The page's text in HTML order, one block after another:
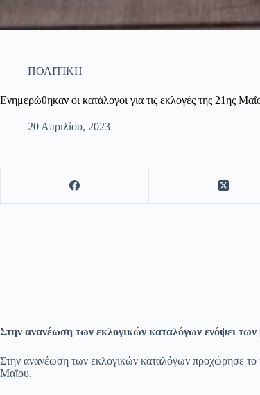
ΠΟΛΙΤΙΚΗ
Ενημερώθηκαν οι κατάλογοι για τις εκλογές της 21ης
20 Απριλίου, 2023
Στην ανανέωση των εκλογικών καταλόγων ενόψει
Στην ανανέωση των εκλογικών καταλόγων προχώρησε
Μαΐου.